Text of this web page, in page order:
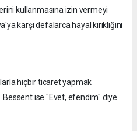
kullanmasına izin vermeyi
karşı defalarca hayal kırıklığını
hiçbir ticaret yapmak
ise "Evet, efendim" diye